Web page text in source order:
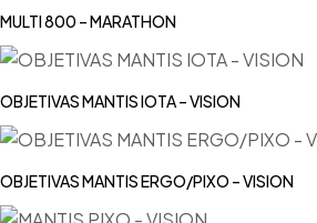
MULTI 800 – MARATHON
OBJETIVAS MANTIS IOTA – VISION
OBJETIVAS MANTIS ERGO/PIXO – VISION